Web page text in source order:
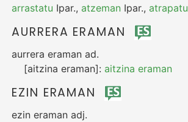
arrastatu Ipar.,atzeman Ipar.,atrapatu
AURRERA ERAMAN
aurrera eraman ad.
[aitzina eraman]:aitzina eraman
EZIN ERAMAN
ezin eraman adj.